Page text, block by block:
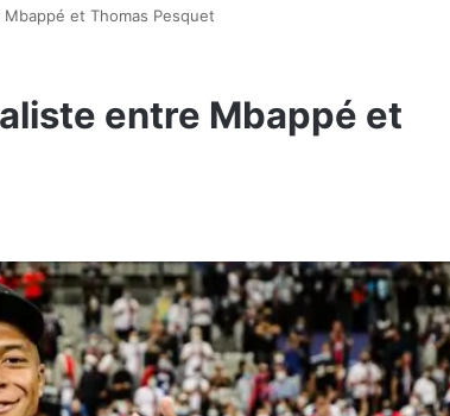
Mbappé et Thomas Pesquet
entre Mbappé et